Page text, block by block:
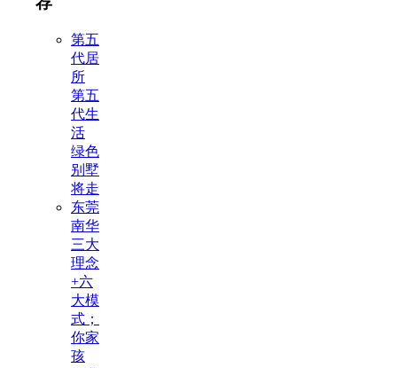
第五
代居
所
第五
代生
活
绿色
别墅
将走
东莞
南华
三大
理念
+六
大模
式；
你家
孩